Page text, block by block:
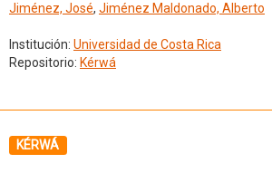
Jiménez, José, Jiménez Maldonado, Alberto
Institución: Universidad de Costa Rica
Repositorio: Kérwá
KÉRWÁ